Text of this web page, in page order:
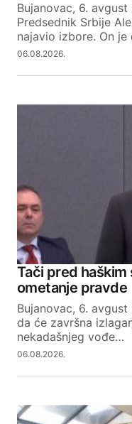
Bujanovac, 6.
Predsednik Srbije
najavio izbore. On je
06.08.2026.
Tači pred
ometanje pravde
Bujanovac, 6.
da će završna
nekadašnjeg vođe…
06.08.2026.